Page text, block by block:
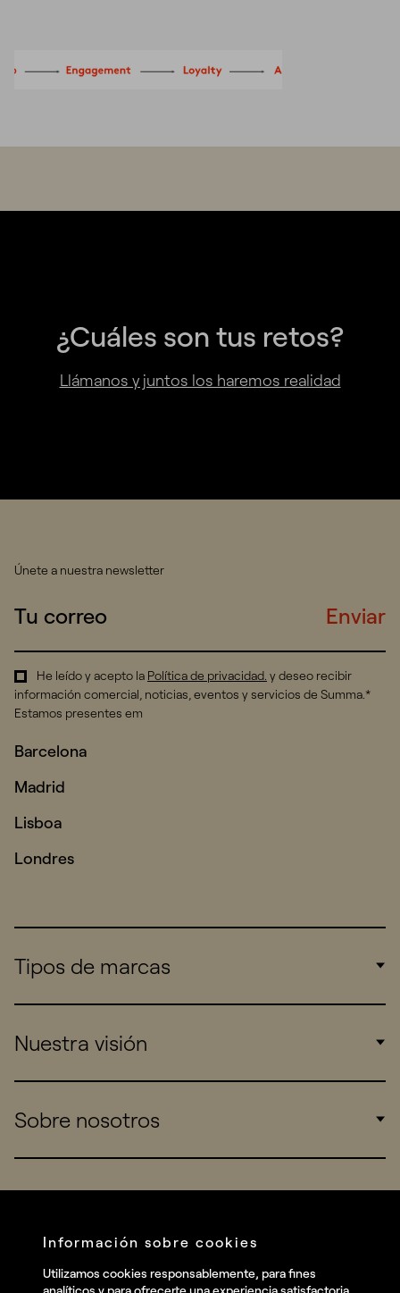
¿Cuáles son tus retos?
Llámanos y juntos los haremos realidad
Únete a nuestra newsletter
Enviar
He leído y acepto la Política de privacidad. y deseo recibir
información comercial, noticias, eventos y servicios de Summa.*
Estamos presentes em
Barcelona
Madrid
Lisboa
Londres
Tipos de marcas
Consumers
Startups
Nuestra visión
Work
Sobre nosotros
Talent
Contact
Información sobre cookies
Utilizamos cookies responsablemente, para fines